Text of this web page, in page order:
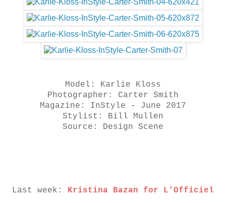
Model: Karlie Kloss
Photographer: Carter Smith
Magazine: InStyle - June 2017
Stylist: Bill Mullen
Source: Design Scene
Last week: Kristina Bazan for L'Officiel